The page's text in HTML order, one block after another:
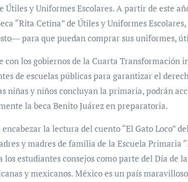
Útiles y Uniformes Escolares. A partir de este
“Rita Cetina” de Útiles y Uniformes
para que puedan comprar sus uniformes,
con los gobiernos de la Cuarta Transformación
de escuelas públicas para garantizar el
niñas y niños concluyan la primaria, podrán
la beca Benito Juárez en preparatoria.
encabezar la lectura del cuento “El Gato Loco”
y madres de familia de la Escuela Primaria
los estudiantes consejos como parte del Día
y mexicanos. México es un país